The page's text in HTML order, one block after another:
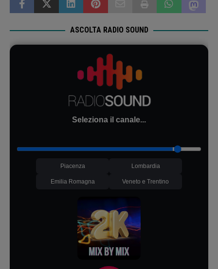
ASCOLTA RADIO SOUND
Seleziona il canale...
Piacenza Lombardia
Emilia Romagna Veneto e Trentino